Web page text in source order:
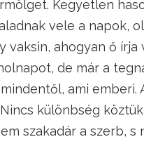
Kegyetlen
vele a napok,
vaksin, ahogyan ő
de már a
ami
különbség
szakadár a szerb,